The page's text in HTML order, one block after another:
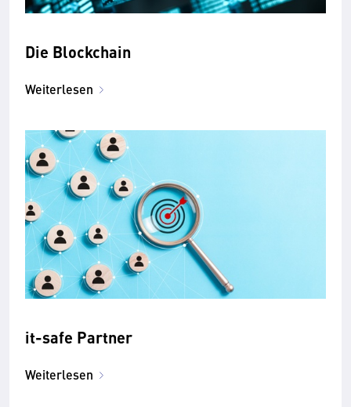
Die Blockchain
Weiterlesen
it-safe Partner
Weiterlesen